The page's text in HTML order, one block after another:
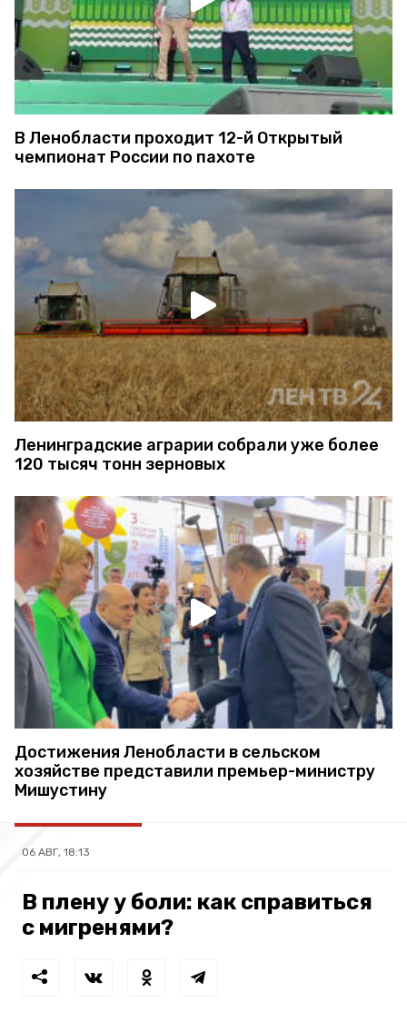
В Ленобласти проходит 12-й Открытый
чемпионат России по пахоте
Ленинградские аграрии собрали уже более
120 тысяч тонн зерновых
Достижения Ленобласти в сельском
хозяйстве представили премьер-министру
Мишустину
06 АВГ, 18:13
В плену у боли: как справиться
с мигренями?